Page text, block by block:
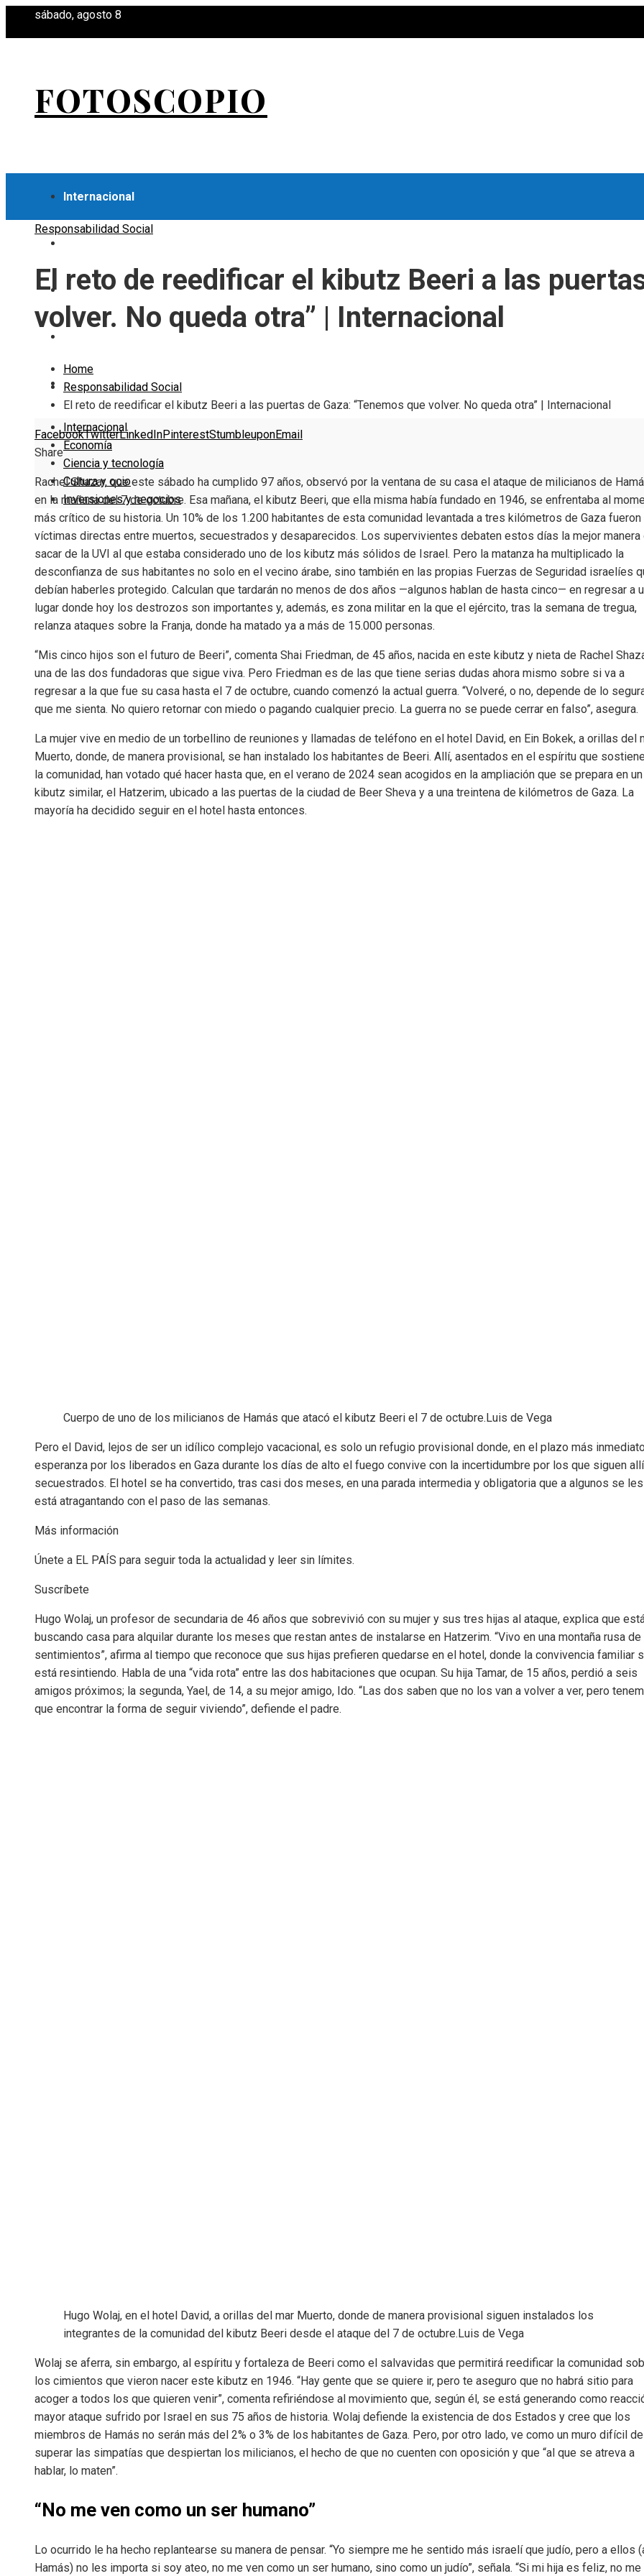
sábado, agosto 8
FOTOSCOPIO
Internacional
Ciencia y tecnología
Inversiones y negocios
Internacional
Economía
Ciencia y tecnología
Cultura y ocio
Inversiones y negocios
Responsabilidad Social
El reto de reedificar el kibutz Beeri a las
volver. No queda otra” | Internacional
Home
Responsabilidad Social
El reto de reedificar el kibutz Beeri a las puertas de Gaza: “Tenemos que volver. No queda otra” | Internacional
FacebookTwitterLinkedInPinterestStumbleuponEmail
Share
Rachel Shazar, que este sábado ha cumplido 97 años, observó por la ventana de su casa el ataque de milicianos de
en la mañana del 7 de octubre. Esa mañana, el kibutz Beeri, que ella misma había fundado en 1946, se enfrentaba al
más crítico de su historia. Un 10% de los 1.200 habitantes de esta comunidad levantada a tres kilómetros de Gaza fueron
víctimas directas entre muertos, secuestrados y desaparecidos. Los supervivientes debaten estos días la mejor manera
sacar de la UVI al que estaba considerado uno de los kibutz más sólidos de Israel. Pero la matanza ha multiplicado la
desconfianza de sus habitantes no solo en el vecino árabe, sino también en las propias Fuerzas de Seguridad israelíes
debían haberles protegido. Calculan que tardarán no menos de dos años —algunos hablan de hasta cinco— en regresar a
lugar donde hoy los destrozos son importantes y, además, es zona militar en la que el ejército, tras la semana de tregua,
relanza ataques sobre la Franja, donde ha matado ya a más de 15.000 personas.
“Mis cinco hijos son el futuro de Beeri”, comenta Shai Friedman, de 45 años, nacida en este kibutz y nieta de Rachel
una de las dos fundadoras que sigue viva. Pero Friedman es de las que tiene serias dudas ahora mismo sobre si va a
regresar a la que fue su casa hasta el 7 de octubre, cuando comenzó la actual guerra. “Volveré, o no, depende de lo
que me sienta. No quiero retornar con miedo o pagando cualquier precio. La guerra no se puede cerrar en falso”, asegura.
La mujer vive en medio de un torbellino de reuniones y llamadas de teléfono en el hotel David, en Ein Bokek, a orillas del
Muerto, donde, de manera provisional, se han instalado los habitantes de Beeri. Allí, asentados en el espíritu que
la comunidad, han votado qué hacer hasta que, en el verano de 2024 sean acogidos en la ampliación que se prepara en un
kibutz similar, el Hatzerim, ubicado a las puertas de la ciudad de Beer Sheva y a una treintena de kilómetros de Gaza. La
mayoría ha decidido seguir en el hotel hasta entonces.
Cuerpo de uno de los milicianos de Hamás que atacó el kibutz Beeri el 7 de octubre.Luis de Vega
Pero el David, lejos de ser un idílico complejo vacacional, es solo un refugio provisional donde, en el plazo más
esperanza por los liberados en Gaza durante los días de alto el fuego convive con la incertidumbre por los que siguen allí
secuestrados. El hotel se ha convertido, tras casi dos meses, en una parada intermedia y obligatoria que a algunos se les
está atragantando con el paso de las semanas.
Más información
Únete a EL PAÍS para seguir toda la actualidad y leer sin límites.
Suscríbete
Hugo Wolaj, un profesor de secundaria de 46 años que sobrevivió con su mujer y sus tres hijas al ataque, explica que
buscando casa para alquilar durante los meses que restan antes de instalarse en Hatzerim. “Vivo en una montaña rusa de
sentimientos”, afirma al tiempo que reconoce que sus hijas prefieren quedarse en el hotel, donde la convivencia familiar
está resintiendo. Habla de una “vida rota” entre las dos habitaciones que ocupan. Su hija Tamar, de 15 años, perdió a seis
amigos próximos; la segunda, Yael, de 14, a su mejor amigo, Ido. “Las dos saben que no los van a volver a ver, pero
que encontrar la forma de seguir viviendo”, defiende el padre.
Hugo Wolaj, en el hotel David, a orillas del mar Muerto, donde de manera provisional siguen instalados los
integrantes de la comunidad del kibutz Beeri desde el ataque del 7 de octubre. Luis de Vega
Wolaj se aferra, sin embargo, al espíritu y fortaleza de Beeri como el salvavidas que permitirá reedificar la comunidad
los cimientos que vieron nacer este kibutz en 1946. “Hay gente que se quiere ir, pero te aseguro que no habrá sitio para
acoger a todos los que quieren venir”, comenta refiriéndose al movimiento que, según él, se está generando como
mayor ataque sufrido por Israel en sus 75 años de historia. Wolaj defiende la existencia de dos Estados y cree que los
miembros de Hamás no serán más del 2% o 3% de los habitantes de Gaza. Pero, por otro lado, ve como un muro difícil de
superar las simpatías que despiertan los milicianos, el hecho de que no cuenten con oposición y que “al que se atreva a
hablar, lo maten”.
“No me ven como un ser humano”
Lo ocurrido le ha hecho replantearse su manera de pensar. “Yo siempre me he sentido más israelí que judío, pero a ellos
Hamás) no les importa si soy ateo, no me ven como un ser humano, sino como un judío”, señala. “Si mi hija es feliz, no me